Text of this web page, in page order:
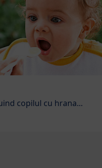
copilul cu hrana...